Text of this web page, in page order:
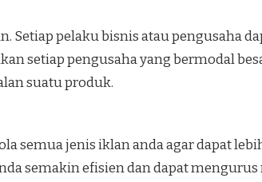
Setiap pelaku bisnis atau pengusaha
setiap pengusaha yang bermodal
suatu produk.
semua jenis iklan anda agar dapat
semakin efisien dan dapat